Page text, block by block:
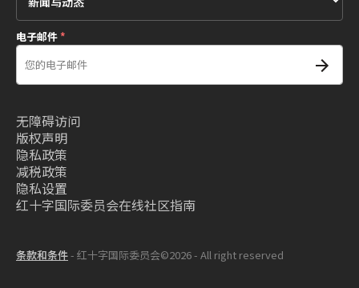
电子邮件*
无障碍访问
版权声明
隐私政策
减税政策
隐私设置
红十字国际委员会在线社区指南
条款和条件- 红十字国际委员会©2026 - All right reserved